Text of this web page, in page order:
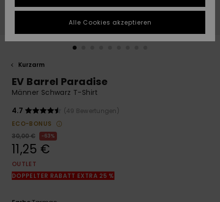
um die
schnellste
Antwort auf Ihre
Finden Sie
die häufigsten
Fragen sowie
QUIKSILVER APP
WUNSCHLISTE
Kurzarm
EV Barrel Paradise
Männer Schwarz T-Shirt
4.7
(49 Bewertungen)
ECO-BONUS
30,00 €
63%
11,25 €
OUTLET
DOPPELTER RABATT EXTRA 25 %
Alle Cookies akzeptieren